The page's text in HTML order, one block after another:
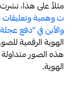
مثلاً على هذا،
ت وهمية وتعليقات
والأبن في "دفع
الهوية الرقمية
هذه الصور
الهوية.